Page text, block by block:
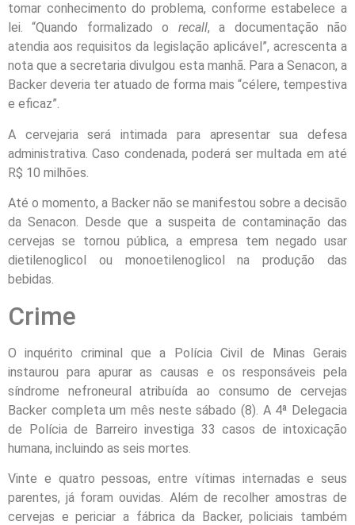
tomar conhecimento do problema, conforme estabelece a
lei. “Quando formalizado o recall, a documentação não
atendia aos requisitos da legislação aplicável”, acrescenta a
nota que a secretaria divulgou esta manhã. Para a Senacon, a
Backer deveria ter atuado de forma mais “célere, tempestiva
e eficaz”.
A cervejaria será intimada para apresentar sua defesa
administrativa. Caso condenada, poderá ser multada em até
R$ 10 milhões.
Até o momento, a Backer não se manifestou sobre a decisão
da Senacon. Desde que a suspeita de contaminação das
cervejas se tornou pública, a empresa tem negado usar
dietilenoglicol ou monoetilenoglicol na produção das
bebidas.
Crime
O inquérito criminal que a Polícia Civil de Minas Gerais
instaurou para apurar as causas e os responsáveis pela
síndrome nefroneural atribuída ao consumo de cervejas
Backer completa um mês neste sábado (8). A 4ª Delegacia
de Polícia de Barreiro investiga 33 casos de intoxicação
humana, incluindo as seis mortes.
Vinte e quatro pessoas, entre vítimas internadas e seus
parentes, já foram ouvidas. Além de recolher amostras de
cervejas e periciar a fábrica da Backer, policiais também